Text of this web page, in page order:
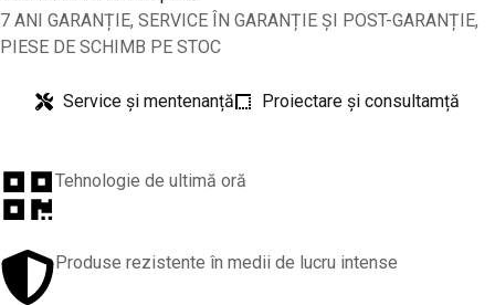
7 ANI GARANȚIE, SERVICE ÎN GARANȚIE ȘI POST-GARANȚIE,
PIESE DE SCHIMB PE STOC
Service și mentenanță Proiectare și consultamță
Tehnologie de ultimă oră
Produse rezistente în medii de lucru intense